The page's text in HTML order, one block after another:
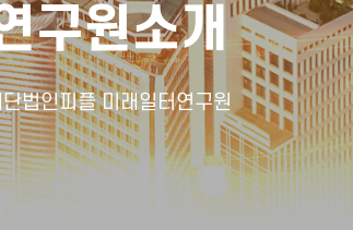
구원소개
법인피플 미래일터연구원